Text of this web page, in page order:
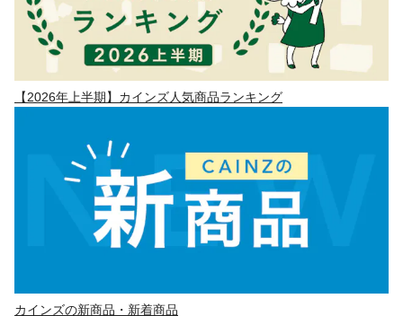
【2026年上半期】カインズ人気商品ランキング
カインズの新商品・新着商品